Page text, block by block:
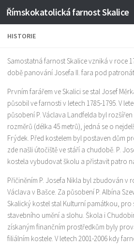
Skip to content
Římskokatolická farnost Skalice
HISTORIE
Samostatná farnost Skalice vzniká v roce
době panování Josefa II. fara pod
Prvním farářem ve Skalici se stal Josef
působil ve farnosti v letech 1785-1795. V
působení P. Václava Landfelda byl
rozměrů (délka 45 metrů), jedná se o
Frýdek. Před kostelem byl postaven dům
zde našli útočiště ve stáří a chudobě. P.
kostela vybudovat školu a přistavit patro
Přičiněním P. Josefa Nikla byl zbudován v
Václava v Bašce. Za působení P. Albína
Skalický kostel stal Kulturní památkou,
stavebního umění a slohu. Škola i
získaným finančním prostředkům byly
filiálním kostele. V letech 2001-2006 kdy